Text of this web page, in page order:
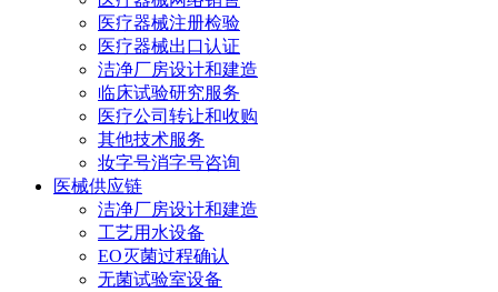
医疗器械注册检验
医疗器械出口认证
洁净厂房设计和建造
临床试验研究服务
医疗公司转让和收购
其他技术服务
妆字号消字号咨询
医械供应链
洁净厂房设计和建造
工艺用水设备
EO灭菌过程确认
无菌试验室设备